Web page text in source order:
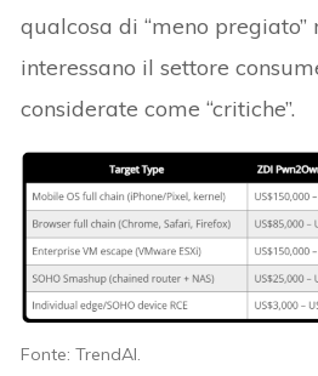
qualcosa di “meno
interessano il settore
considerate come “critiche”.
Fonte: TrendAI.